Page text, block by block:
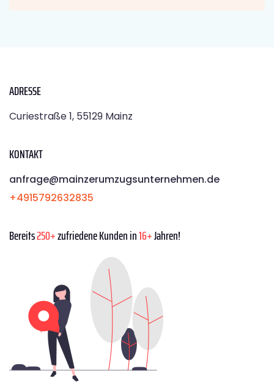
ADRESSE
Curiestraße 1, 55129 Mainz
KONTAKT
anfrage@mainzerumzugsunternehmen.de
+4915792632835
Bereits250+zufriedene Kunden in16+Jahren!